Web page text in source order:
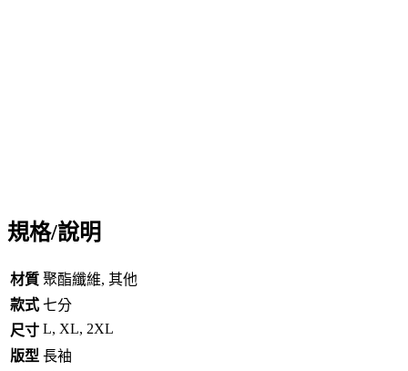
規格/說明
材質 聚酯纖維, 其他
款式 七分
尺寸 L, XL, 2XL
版型 長袖